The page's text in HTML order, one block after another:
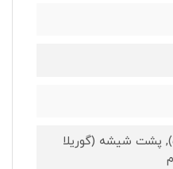
جلو شیشه (گوریلا گلس 5), پشت شیشه (گوریلا